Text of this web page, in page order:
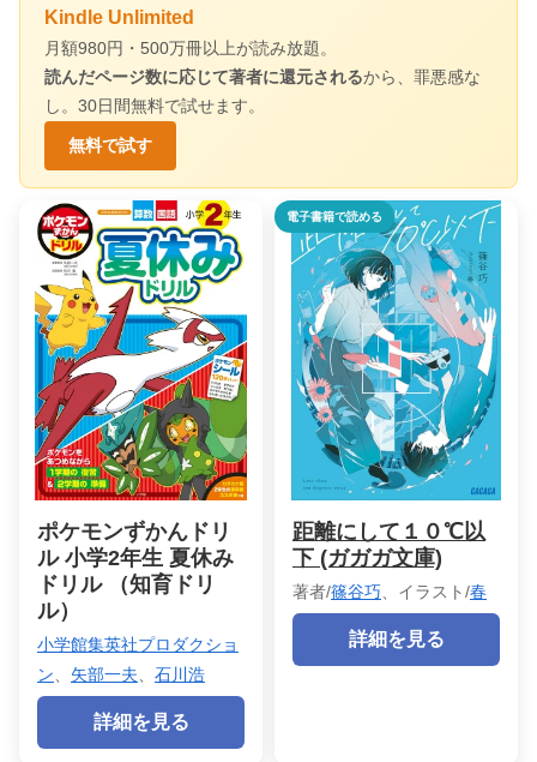
Kindle Unlimited
月額980円・500万冊以上が読み放題。
読んだページ数に応じて著者に還元されるから、罪悪感な
し。30日間無料で試せます。
無料で試す
ポケモンずかんドリ
ル 小学2年生 夏休み
ドリル （知育ドリ
ル）
小学館集英社プロダクショ
ン
矢部一夫 石川浩
詳細を見る
電子書籍で読める
距離にして１０℃以
下 (ガガガ文庫)
著者/篠谷巧 、イラスト/春
詳細を見る